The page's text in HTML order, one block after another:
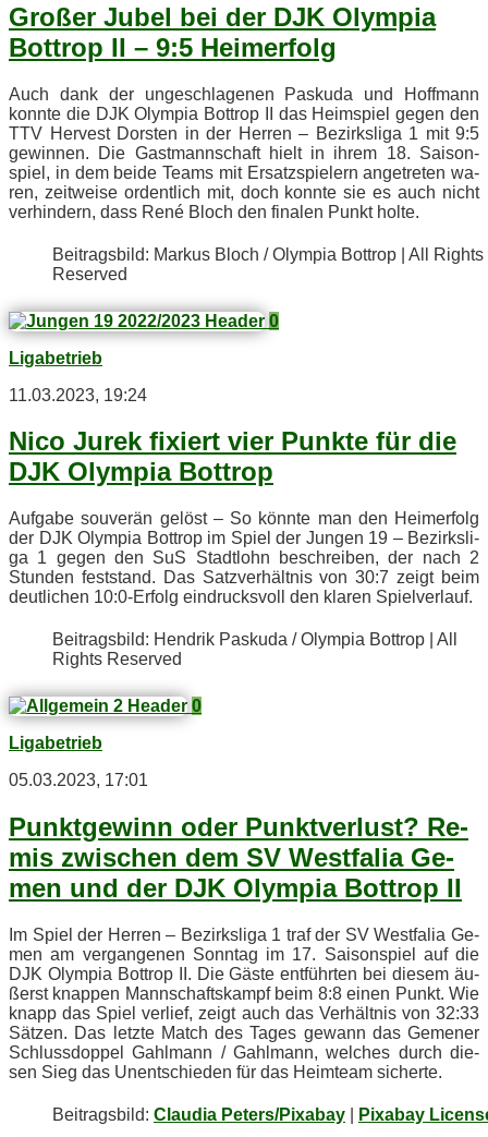
Gro­ßer Ju­bel bei der DJK Olym­pia
Bot­trop II – 9:5 Heimerfolg
Auch dank der un­ge­schla­ge­nen Pas­ku­da und Hoff­mann
konn­te die DJK Olym­pia Bot­trop II das Heim­spiel ge­gen den
TTV Her­ve­st Dors­ten in der Her­ren – Be­zirks­li­ga 1 mit 9:5
ge­win­nen. Die Gast­mann­schaft hielt in ih­rem 18. Sai­son­
spiel, in dem bei­de Teams mit Er­satz­spie­lern an­ge­tre­ten wa­
ren, zeit­wei­se or­dent­lich mit, doch konn­te sie es auch nicht
ver­hin­dern, dass René Bloch den fi­na­len Punkt holte.
Bei­trags­bild: Mar­kus Bloch / Olym­pia Bot­trop | All Rights
Reserved
0
Ligabetrieb
11.03.2023, 19:24
Nico Ju­rek fi­xiert vier Punk­te für die
DJK Olym­pia Bottrop
Auf­ga­be sou­ve­rän ge­löst – So könn­te man den Heim­erfolg
der DJK Olym­pia Bot­trop im Spiel der Jun­gen 19 – Be­zirks­li­
ga 1 ge­gen den SuS Stadt­lohn be­schrei­ben, der nach 2
Stun­den fest­stand. Das Satz­ver­hält­nis von 30:7 zeigt beim
deut­li­chen 10:0‑Erfolg ein­drucks­voll den kla­ren Spielverlauf.
Bei­trags­bild: Hen­drik Pas­ku­da / Olym­pia Bot­trop | All
Rights Reserved
0
Ligabetrieb
05.03.2023, 17:01
Punkt­ge­winn oder Punkt­ver­lust? Re­
mis zwi­schen dem SV West­fa­lia Ge­
men und der DJK Olym­pia Bot­trop II
Im Spiel der Her­ren – Be­zirks­li­ga 1 traf der SV West­fa­lia Ge­
men am ver­gan­ge­nen Sonn­tag im 17. Sai­son­spiel auf die
DJK Olym­pia Bot­trop II. Die Gäs­te ent­führ­ten bei die­sem äu­
ßerst knap­pen Mann­schafts­kampf beim 8:8 ei­nen Punkt. Wie
knapp das Spiel ver­lief, zeigt auch das Ver­hält­nis von 32:33
Sät­zen. Das letz­te Match des Ta­ges ge­wann das Ge­me­ner
Schluss­dop­pel Gahl­mann / Gahl­mann, wel­ches durch die­
sen Sieg das Un­ent­schie­den für das Heim­team sicherte.
Bei­trags­bild: Claudia Peters/Pixabay Pixabay